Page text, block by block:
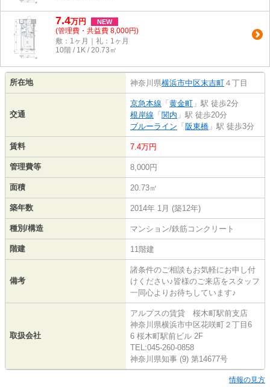
7.4万円 NEW
(管理費・共益費 8,000円)
敷：1ヶ月｜礼：1ヶ月
10階 / 1K / 20.73㎡
所在地 神奈川県横浜市中区末吉町 ４丁目
交通
京急本線 「 黄金町 」駅 徒歩2分
根岸線 「 関内 」駅 徒歩20分
ブルーライン 「 阪東橋 」駅 徒歩3分
賃料 7.4万円
管理費等 8,000円
面積 20.73㎡
築年数 2014年 1月 (築12年)
種別/構造 マンション/鉄筋コンクリート
階建 11階建
備考
諸条件のご相談もお気軽にお申し付
けください♪皆様のご来店をスタッフ
一同心よりお待ちしています♪
取扱会社
アルプスの賃貸 桜木町駅前支店
神奈川県横浜市中区花咲町２丁目6
6 桜木町駅前ビル 2F
TEL:045-260-0858
神奈川県知事 (9) 第14677号
情報の見方